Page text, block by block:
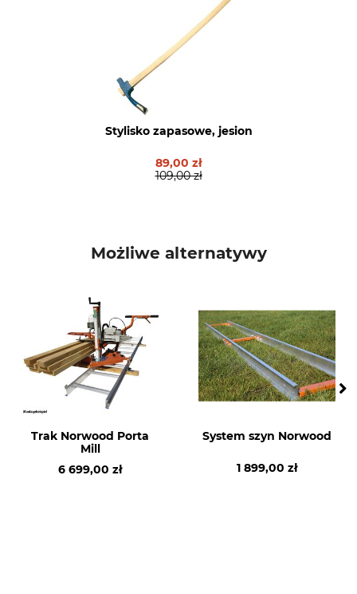
Stylisko zapasowe, jesion
89,00 zł
109,00 zł
Możliwe alternatywy
Trak Norwood Porta
Mill
6 699,00 zł
System szyn Norwood
1 899,00 zł